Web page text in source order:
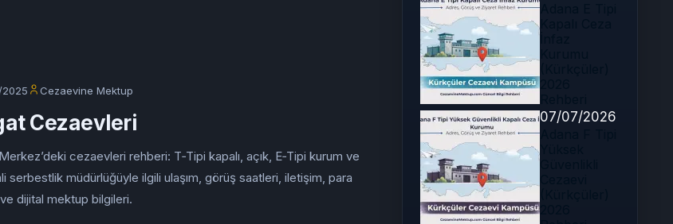
Cezaevine Mektup
Cezaevleri
cezaevleri rehberi: T‑Tipi kapalı, açık, E‑Tipi kurum ve
serbestlik müdürlüğüyle ilgili ulaşım, görüş saatleri, iletişim, para
dijital mektup bilgileri.
07/07/2026